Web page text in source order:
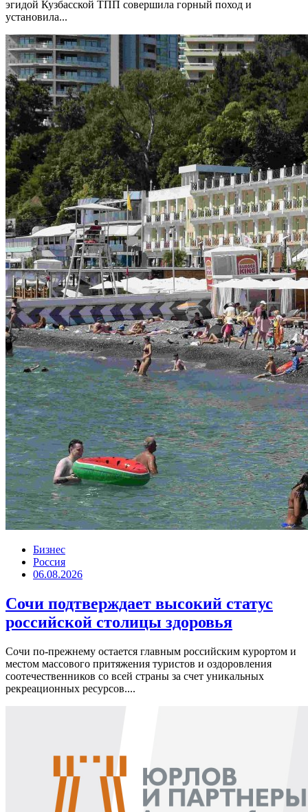
эгидой Кузбасской ТПП совершила горный поход и
установила...
Бизнес
Россия
06.08.2026
Сочи подтверждает высокий статус
российской столицы здоровья
Сочи по-прежнему остается главным российским курортом и
местом массового притяжения туристов и оздоровления
соотечественников со всей страны за счет уникальных
рекреационных ресурсов....